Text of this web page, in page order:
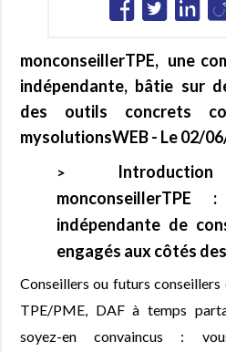
monconseillerTPE, une
indépendante, bâtie sur
des outils concrets
mysolutionsWEB - Le 02/
monconseillerTPE
indépendante de
engagés aux côtés
Conseillers ou futurs
TPE/PME, DAF à temps
soyez-en convaincus :